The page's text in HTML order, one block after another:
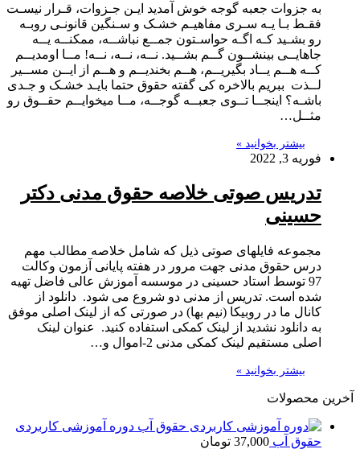
به جزوات جعبه گوجه خوش آمدید ایـن جـزوات، قـرار نیسـت
فقـط بـا یـه سـری مفاهیـم خشـک و سـنگین قانونـی روبـه
رو بشـید کـه اگـه حواسـتون جمــع نباشــه، ممکنــه یــه
جاهایــی بینشــون گــم بشــید. نــه، نــه، نــه! مــا اومدیــم
کــه هــم یــاد بگیریــم، هــم بخندیــم و هــم از ایــن مســیر
لــذت ببریم بالاخره کی گفته حقوق حتما بایـد خشـک و جـدی
باشـه؟ اینجــا تــوی جعبــه گوجــه، مــا میخوایــم حقــوق رو
مثــل…
بیشتر بخوانید »
فوریه 3, 2022
تدریس صوتی خلاصه حقوق مدنی دکتر
حسینی
مجموعه فایلهای صوتی ذیل که شامل خلاصه مطالب مهم
درس حقوق مدنی جهت مرور در هفته پایانی آزمون وکالت
97 توسط استاد حسینی در موسسه آموزش عالی فاضل تهیه
شده است. تدریس از مدنی دو شروع می شود. دانلود از
کانال ما در روبیکا (نیم بها) در صورتی که از لینک اصلی موفق
به دانلود نشدید از لینک کمکی استفاده کنید. عنوان لینک
اصلی مستقیم لینک کمکی مدنی 2-اموال و…
بیشتر بخوانید »
آخرین محصولات
دوره آموزشی کاربردی
حقوق آب 37,000 تومان